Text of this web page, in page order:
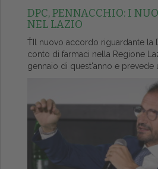
DPC, PENNACCHIO: I
NEL LAZIO
ŤIl nuovo accordo riguardante la
conto di farmaci nella Regione
gennaio di quest'anno e prevede